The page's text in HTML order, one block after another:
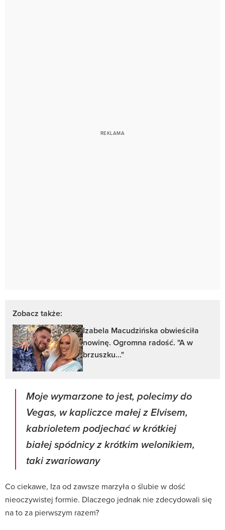
Zobacz także:
Izabela Macudzińska obwieściła
nowinę. Ogromna radość. "A w
brzuszku..."
Moje wymarzone to jest, polecimy do
Vegas, w kapliczce małej z Elvisem,
kabrioletem podjechać w krótkiej
białej spódnicy z krótkim welonikiem,
taki zwariowany
Co ciekawe, Iza od zawsze marzyła o ślubie w dość
nieoczywistej formie. Dlaczego jednak nie zdecydowali się
na to za pierwszym razem?